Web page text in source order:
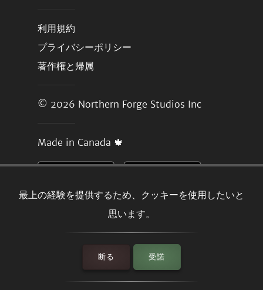
最上の経験を提供するため、クッキーを使用したいと
思います。
断る 受諾
利用規約
プライバシーポリシー
著作権と帰属
© 2026 Northern Forge Studios Inc
Made in Canada 🍁